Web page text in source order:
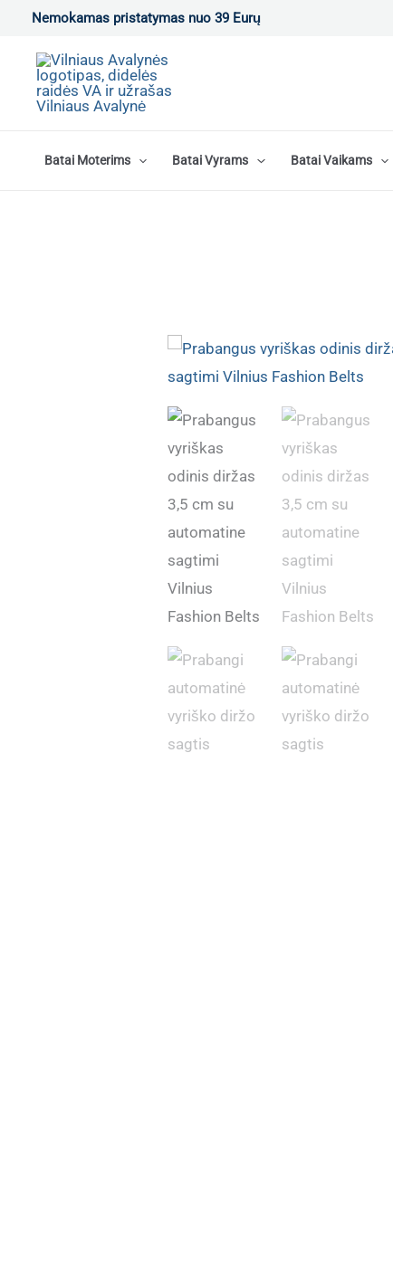
Pereiti
turinio
Nemokamas pristatymas nuo 39 Eurų
Batai Moterims Batai Vyrams Batai Vaikams